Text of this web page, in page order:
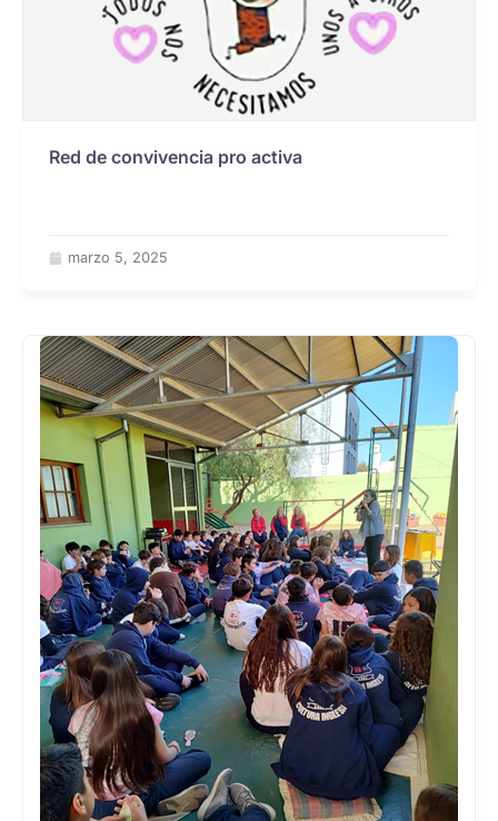
Red de convivencia pro activa
marzo 5, 2025